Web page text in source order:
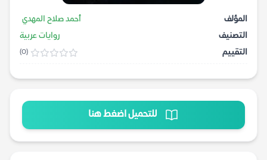
المؤلف
أحمد صلاح المهدي
التصنيف
روايات عربية
التقييم
(0)
للتحميل اضغط هنا